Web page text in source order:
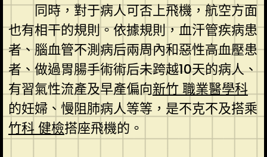
同時，對于病人可否上飛機，航空方面
也有相干的規則。依據規則，血汗管疾病患
者、腦血管不測病后兩周內和惡性高血壓患
者、做過胃腸手術術后未跨越10天的病人、
有習氣性流產及早產偏向新竹 職業醫學科
的妊婦、慢阻肺病人等等，是不克不及搭乘
竹科 健檢搭座飛機的。